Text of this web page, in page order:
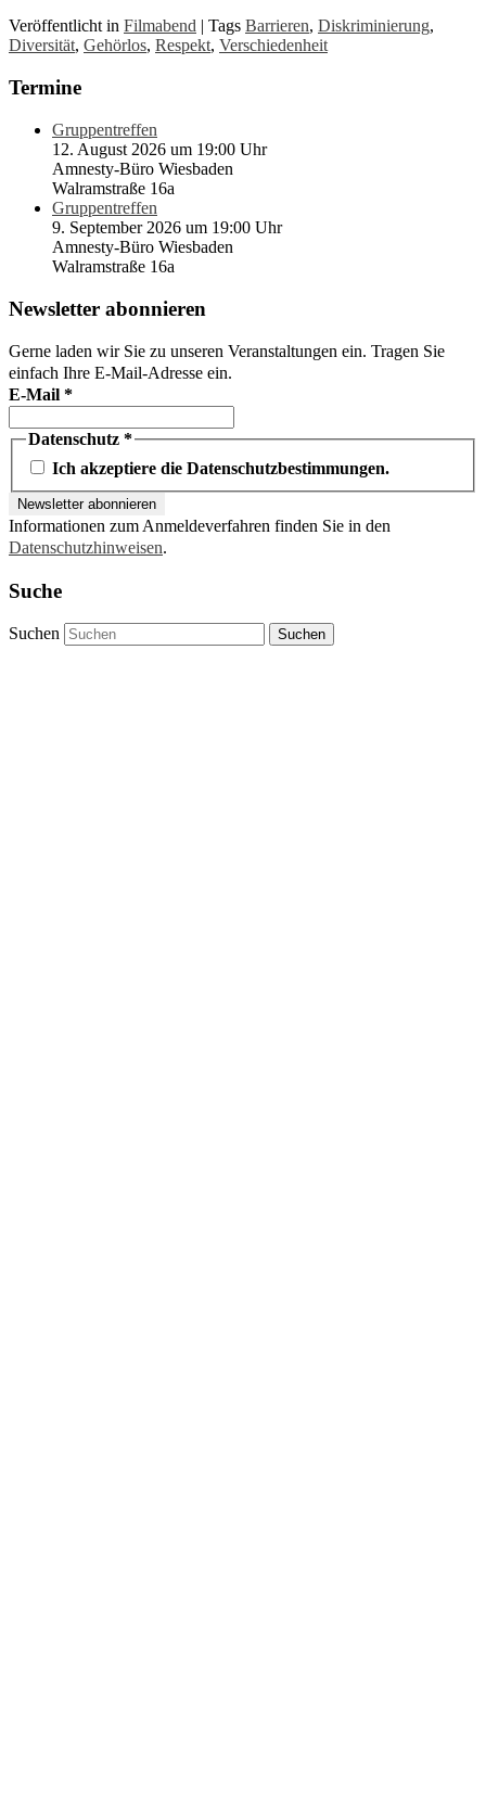
Veröffentlicht in Filmabend | Tags Barrieren, Diskriminierung,
Diversität, Gehörlos, Respekt, Verschiedenheit
Termine
Gruppentreffen
12. August 2026 um 19:00 Uhr
Amnesty-Büro Wiesbaden
Walramstraße 16a
Gruppentreffen
9. September 2026 um 19:00 Uhr
Amnesty-Büro Wiesbaden
Walramstraße 16a
Newsletter abonnieren
Gerne laden wir Sie zu unseren Veranstaltungen ein. Tragen Sie
einfach Ihre E-Mail-Adresse ein.
E-Mail *
Datenschutz *
Ich akzeptiere die Datenschutzbestimmungen.
Informationen zum Anmeldeverfahren finden Sie in den
Datenschutzhinweisen.
Suche
Suchen